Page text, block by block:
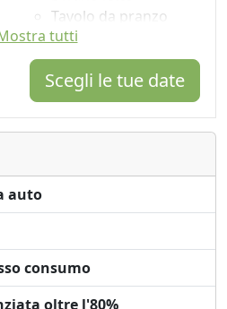
Tavolo da pranzo
Seggiolone
Utensili da cucina
Frigorifero
Lavastoviglie
Macchina per il caffé
Doccia
Giardino
Vista Montagna
Vista giardino
tutti
Scegli le tue date
auto
consumo
oltre l'80%